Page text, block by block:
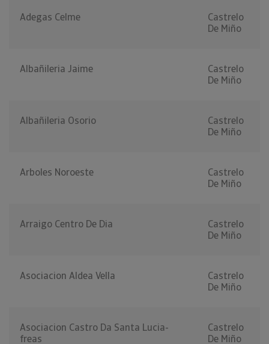
Adegas Celme
Castrelo
De Miño
Albañileria Jaime
Castrelo
De Miño
Albañileria Osorio
Castrelo
De Miño
Arboles Noroeste
Castrelo
De Miño
Arraigo Centro De Dia
Castrelo
De Miño
Asociacion Aldea Vella
Castrelo
De Miño
Asociacion Castro Da Santa Lucia-
freas
Castrelo
De Miño